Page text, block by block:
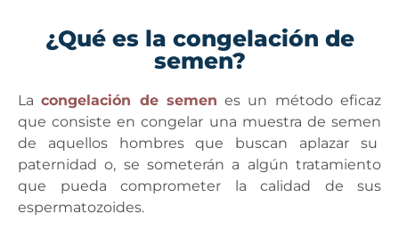
¿Qué es la congelación de
semen?
Lacongelación de semen es un método eficaz
que consiste en congelar una muestra de semen
de aquellos hombres que buscan aplazar su
paternidad o, se someterán a algún tratamiento
que pueda comprometer la calidad de sus
espermatozoides.